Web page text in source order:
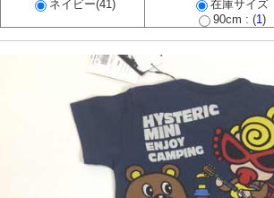
ネイビー(41)
在庫サイズ
90cm : (1)